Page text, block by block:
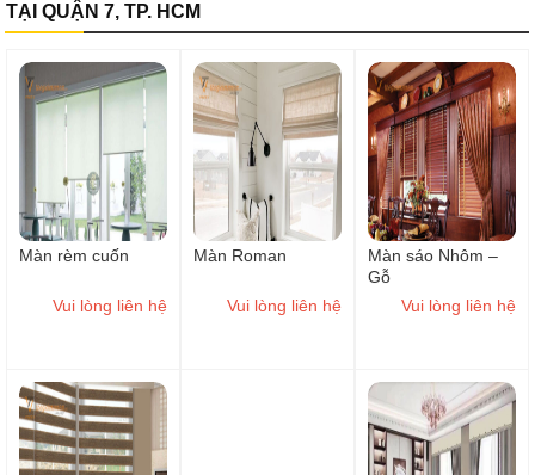
TẠI QUẬN 7, TP. HCM
Màn rèm cuốn
Vui lòng liên hệ
Màn Roman
Vui lòng liên hệ
Màn sáo Nhôm –
Gỗ
Vui lòng liên hệ